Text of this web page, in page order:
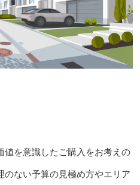
値を意識したご購入をお考えの
ない予算の見極め方やエリア